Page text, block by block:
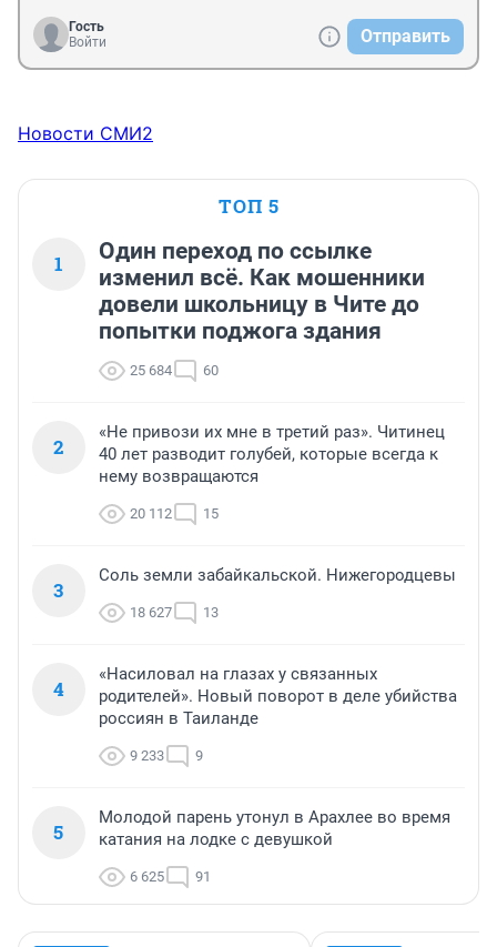
Гость
Войти
Отправить
Новости СМИ2
ТОП 5
1
Один переход по ссылке
изменил всё. Как мошенники
довели школьницу в Чите до
попытки поджога здания
25 684 60
2
«Не привози их мне в третий раз». Читинец
40 лет разводит голубей, которые всегда к
нему возвращаются
20 112 15
3
Соль земли забайкальской. Нижегородцевы
18 627 13
4
«Насиловал на глазах у связанных
родителей». Новый поворот в деле убийства
россиян в Таиланде
9 233 9
5
Молодой парень утонул в Арахлее во время
катания на лодке с девушкой
6 625 91